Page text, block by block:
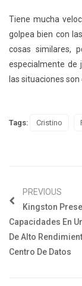
Tiene mucha
golpea bien con
cosas similares,
especialmente de
las situaciones
Tags: Cristino
PREVIOUS
Kingston
Capacidades En
De Alto
Centro De Datos